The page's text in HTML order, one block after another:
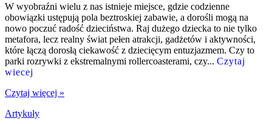
W wyobraźni wielu z nas istnieje miejsce, gdzie codzienne
obowiązki ustępują pola beztroskiej zabawie, a dorośli mogą na
nowo poczuć radość dzieciństwa. Raj dużego dziecka to nie tylko
metafora, lecz realny świat pełen atrakcji, gadżetów i aktywności,
które łączą dorosłą ciekawość z dziecięcym entuzjazmem. Czy to
parki rozrywki z ekstremalnymi rollercoasterami, czy... Czytaj
wiecej
Czytaj więcej »
Artykuły